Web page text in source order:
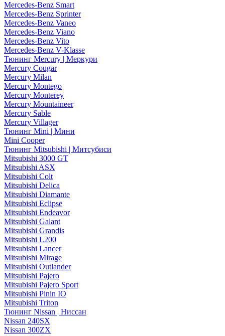
Mercedes-Benz Smart
Mercedes-Benz Sprinter
Mercedes-Benz Vaneo
Mercedes-Benz Viano
Mercedes-Benz Vito
Mercedes-Benz V-Klasse
Тюнинг Mercury | Меркури
Mercury Cougar
Mercury Milan
Mercury Montego
Mercury Monterey
Mercury Mountaineer
Mercury Sable
Mercury Villager
Тюнинг Mini | Мини
Mini Cooper
Тюнинг Mitsubishi | Митсубиси
Mitsubishi 3000 GT
Mitsubishi ASX
Mitsubishi Colt
Mitsubishi Delica
Mitsubishi Diamante
Mitsubishi Eclipse
Mitsubishi Endeavor
Mitsubishi Galant
Mitsubishi Grandis
Mitsubishi L200
Mitsubishi Lancer
Mitsubishi Mirage
Mitsubishi Outlander
Mitsubishi Pajero
Mitsubishi Pajero Sport
Mitsubishi Pinin IO
Mitsubishi Triton
Тюнинг Nissan | Ниссан
Nissan 240SX
Nissan 300ZX